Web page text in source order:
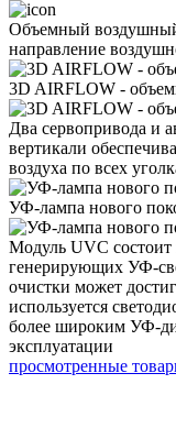
Объемный воздушный
направление
3D AIRFLOW -
Два сервопривода и
вертикали
воздуха по всех
УФ-лампа нового
Модуль UVC
генерирующих УФ-
очистки может
используется
более широким УФ-
эксплуатации
просмотренные